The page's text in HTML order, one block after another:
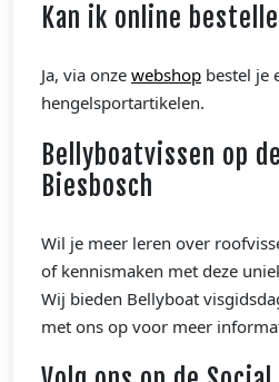
Kan ik online
Ja, via onze webshop bestel je
hengelsportartikelen.
Bellyboatvissen op
Biesbosch
Wil je meer leren over
of kennismaken met deze
Wij bieden Bellyboat
met ons op voor meer